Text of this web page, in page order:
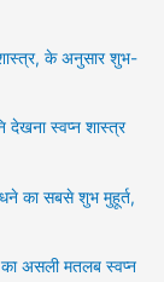
के अनुसार शुभ-
स्वप्न शास्त्र
का सबसे शुभ मुहूर्त,
असली मतलब स्वप्न